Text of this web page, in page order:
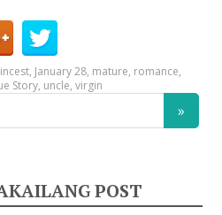
incest, January 28, mature, romance,
Story, uncle,virgin
POST